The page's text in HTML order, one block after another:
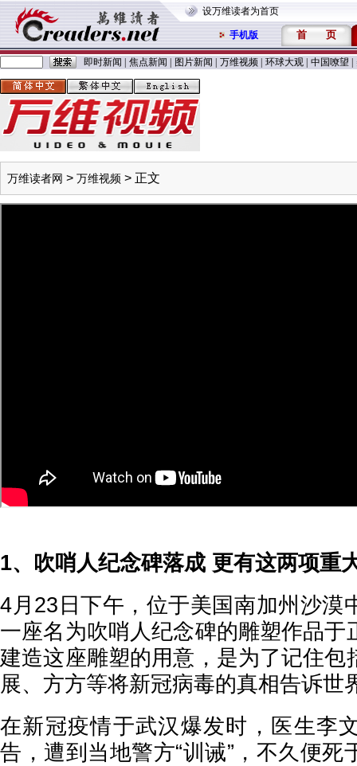
设万维读者为首页
手机版 首 页
即时新闻 焦点新闻 图片新闻 万维视频 环球大观 中国嘹望
万维读者网 > 万维视频 > 正文
1、吹哨人纪念碑落成 更有这两项重
4月23日下午，位于美国南加州沙漠
一座名为吹哨人纪念碑的雕塑作品于
建造这座雕塑的用意，是为了记住包
展、方方等将新冠病毒的真相告诉世
在新冠疫情于武汉爆发时，医生李
告，遭到当地警方“训诫”，不久便死